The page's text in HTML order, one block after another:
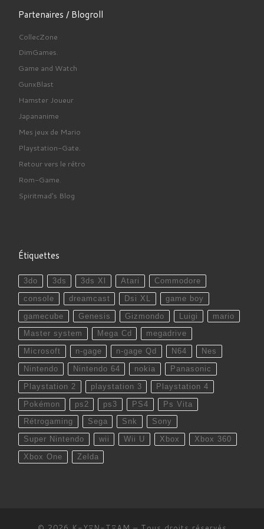
Partenaires / Blogroll
CollecZone
DimGames.
Game and Watch
GunxBlast
Hamster Joueur
Japananime
Mes jeux de Mario
Playstation-Gate.
Retour vers le rétro
Rom-Game.
Spiritmad's Blog
Étiquettes
3do 3ds 3ds Xl Atari Commodore
console dreamcast Dsi XL game boy
gamecube Genesis Gizmondo Luigi mario
Master system Mega Cd megadrive
Microsoft n-gage n-gage Qd N64 Nes
Nintendo Nintendo 64 nokia Panasonic
Playstation 2 playstation 3 Playstation 4
Pokémon ps2 ps3 PS4 Ps Vita
Rétrogaming Sega Snk Sony
Super Nintendo wii Wii U Xbox Xbox 360
Xbox One Zelda